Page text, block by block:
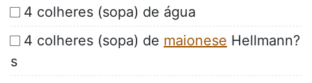
4 colheres (sopa) de água
4 colheres (sopa) de maionese Hellmann?
s